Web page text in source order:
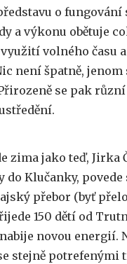
o fungování
a výkonu obětuje
volného času
není špatně, jenom
se pak
zima jako teď, Jirka
do Klučanky, povede
přebor (byť
150 dětí od
novou energií.
stejně potrefenými